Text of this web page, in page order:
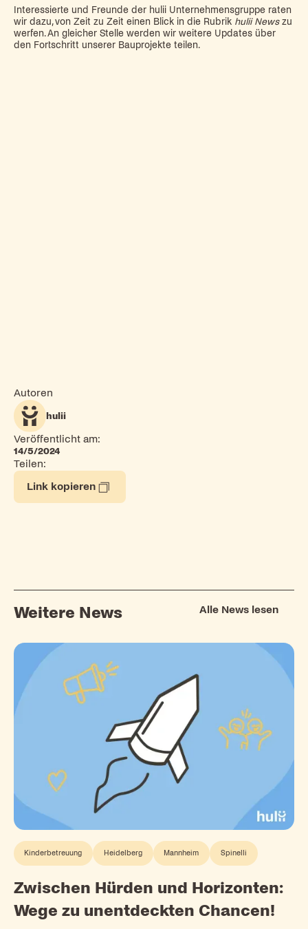
Autoren
hulii
Veröffentlicht am:
14/5/2024
Teilen:
Link kopieren
Interessierte und Freunde der hulii Unternehmensgruppe raten
wir dazu, von Zeit zu Zeit einen Blick in die Rubrik hulii Newszu
werfen. An gleicher Stelle werden wir weitere Updates über
den Fortschritt unserer Bauprojekte teilen.
Weitere News Alle News lesen
Kinderbetreuung Heidelberg Mannheim Spinelli
Zwischen Hürden und Horizonten:
Wege zu unentdeckten Chancen!